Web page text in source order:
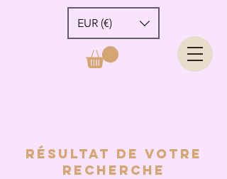
EUR (€)
Résultat de voTre
recherche